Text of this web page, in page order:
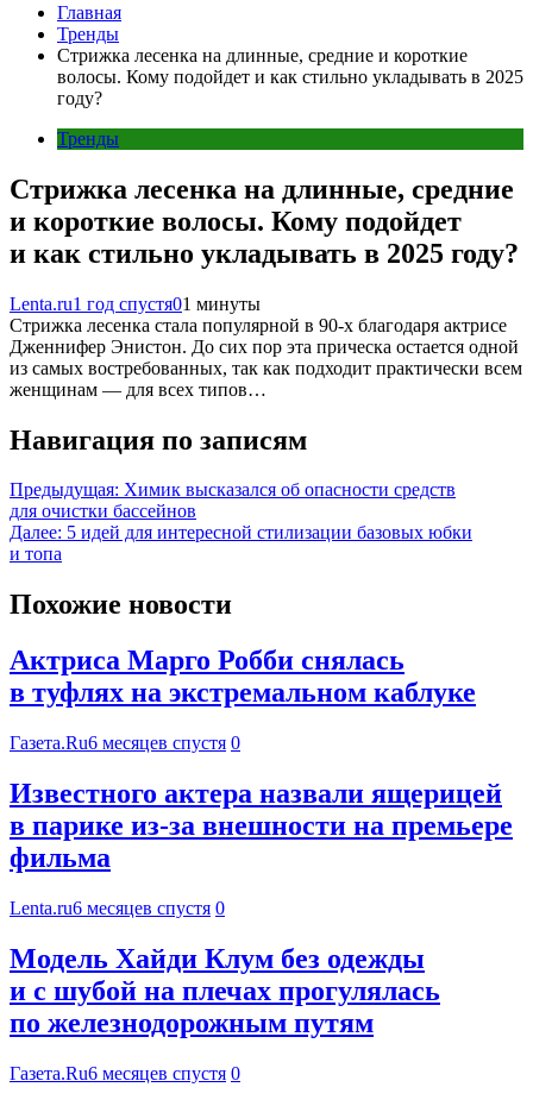
Главная
Тренды
Стрижка лесенка на длинные, средние и короткие
волосы. Кому подойдет и как стильно укладывать в 2025
году?
Тренды
Стрижка лесенка на длинные, средние
и короткие волосы. Кому подойдет
и как стильно укладывать в 2025 году?
Lenta.ru1 год спустя01 минуты
Стрижка лесенка стала популярной в 90-х благодаря актрисе
Дженнифер Энистон. До сих пор эта прическа остается одной
из самых востребованных, так как подходит практически всем
женщинам — для всех типов…
Навигация по записям
Предыдущая: Химик высказался об опасности средств
для очистки бассейнов
Далее: 5 идей для интересной стилизации базовых юбки
и топа
Похожие новости
Актриса Марго Робби снялась
в туфлях на экстремальном каблуке
Газета.Ru6 месяцев спустя 0
Известного актера назвали ящерицей
в парике из-за внешности на премьере
фильма
Lenta.ru6 месяцев спустя 0
Модель Хайди Клум без одежды
и с шубой на плечах прогулялась
по железнодорожным путям
Газета.Ru6 месяцев спустя 0